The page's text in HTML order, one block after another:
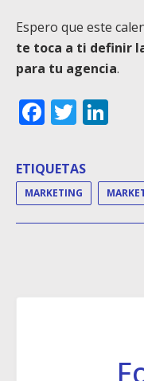
Espero que este
te toca a ti definir
para tu agencia.
Facebook
Twitter
ETIQUETAS
MARKETING